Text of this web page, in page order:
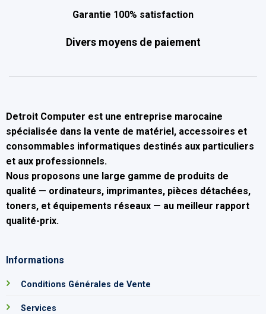
Garantie 100% satisfaction
Divers moyens de paiement
Detroit Computer est une entreprise marocaine
spécialisée dans la vente de matériel, accessoires et
consommables informatiques destinés aux particuliers
et aux professionnels.
Nous proposons une large gamme de produits de
qualité — ordinateurs, imprimantes, pièces détachées,
toners, et équipements réseaux — au meilleur rapport
qualité-prix.
Informations
Conditions Générales de Vente
Services